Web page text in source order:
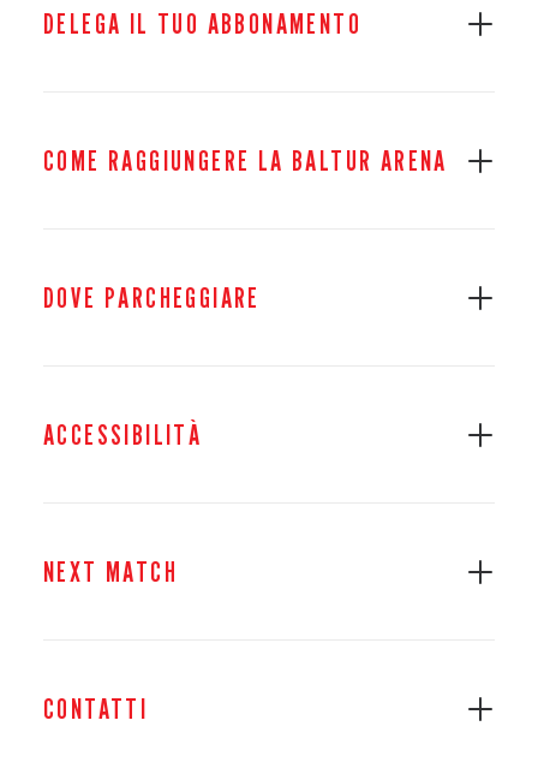
DELEGA IL TUO ABBONAMENTO
COME RAGGIUNGERE LA BALTUR ARENA
DOVE PARCHEGGIARE
ACCESSIBILITÀ
NEXT MATCH
CONTATTI